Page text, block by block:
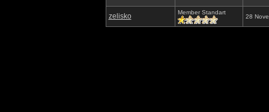
zelisko Member Standart
28